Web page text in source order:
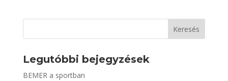
Keresés
Legutóbbi bejegyzések
BEMER a sportban